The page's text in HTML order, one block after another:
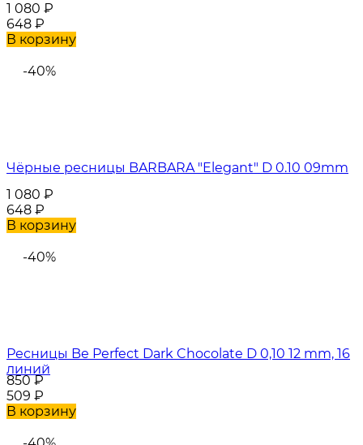
1 080 ₽
648 ₽
В корзину
-40%
Чёрные ресницы BARBARA "Elegant" D 0.10 09mm
1 080 ₽
648 ₽
В корзину
-40%
Ресницы Be Perfect Dark Chocolate D 0,10 12 mm, 16
линий
850₽
509 ₽
В корзину